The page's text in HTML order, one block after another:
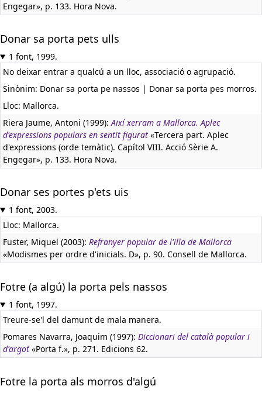
Engegar», p. 133. Hora Nova.
Donar sa porta pets ulls
1 font, 1999.
No deixar entrar a qualcú a un lloc, associació o agrupació.
Sinònim: Donar sa porta pe nassos | Donar sa porta pes morros.
Lloc: Mallorca.
Riera Jaume, Antoni (1999):Així xerram a Mallorca. Aplec
d'expressions populars en sentit figurat «Tercera part. Aplec
d'expressions (orde temàtic). Capítol VIII. Acció Sèrie A.
Engegar», p. 133. Hora Nova.
Donar ses portes p'ets uis
1 font, 2003.
Lloc: Mallorca.
Fuster, Miquel (2003): Refranyer popular de l'illa de Mallorca
«Modismes per ordre d'inicials. D», p. 90. Consell de Mallorca.
Fotre (a algú) la porta pels nassos
1 font, 1997.
Treure-se'l del damunt de mala manera.
Pomares Navarra, Joaquim (1997): Diccionari del català popular i
d'argot «Porta f.», p. 271. Edicions 62.
Fotre la porta als morros d'algú